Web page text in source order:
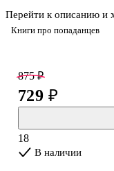
Книги про попаданцев
историю героя, для
быть просто
непонятными
мистику, военную
которому нужно
и понять, кто ещё
Перейти к описанию и
875 ₽
729 ₽
18
В наличии